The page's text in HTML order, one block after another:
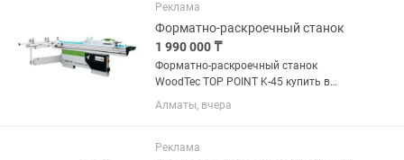
Реклама
Форматно-раскроечный станок
1 990 000 ₸
Форматно-раскроечный станок
WoodTec TOP POINT K-45 купить в
Алматы с доставкой по всему
Казахстану. Самая лучшая цена в
Наша компания предлагает форматно
Алматы, вчера
Реклама